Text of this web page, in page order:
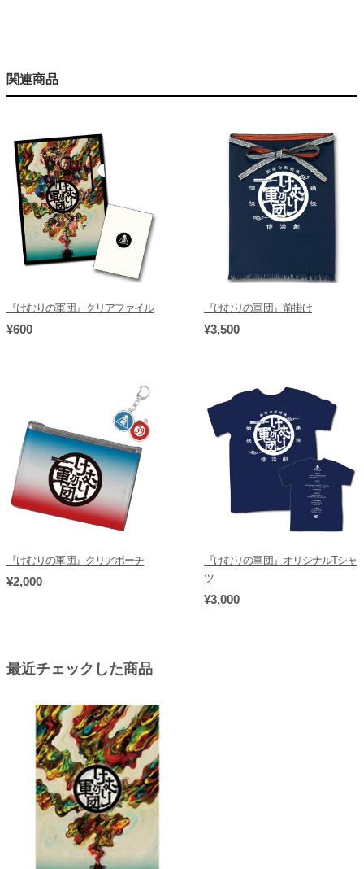
関連商品
『けむりの軍団』クリアファイル
¥600
『けむりの軍団』前掛け
¥3,500
『けむりの軍団』クリアポーチ
¥2,000
『けむりの軍団』オリジナルTシャ
ツ
¥3,000
最近チェックした商品